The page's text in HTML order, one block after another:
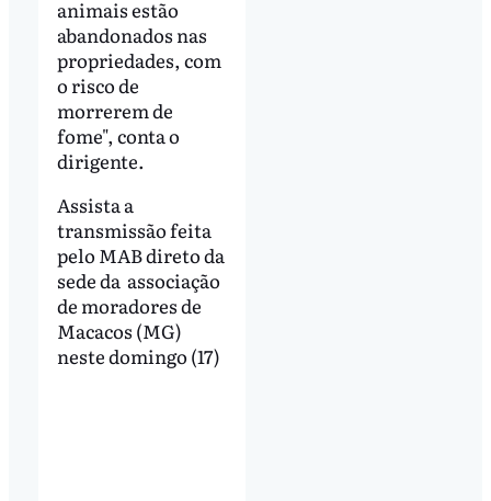
animais estão
abandonados nas
propriedades, com
o risco de
morrerem de
fome", conta o
dirigente.
Assista a
transmissão feita
pelo MAB direto da
sede da associação
de moradores de
Macacos (MG)
neste domingo (17)